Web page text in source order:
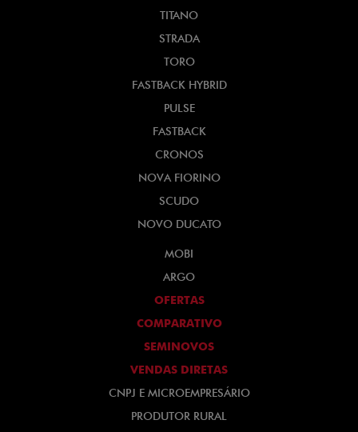
TITANO
STRADA
TORO
FASTBACK HYBRID
PULSE
FASTBACK
CRONOS
NOVA FIORINO
SCUDO
NOVO DUCATO
MOBI
ARGO
OFERTAS
COMPARATIVO
SEMINOVOS
VENDAS DIRETAS
CNPJ E MICROEMPRESÁRIO
PRODUTOR RURAL